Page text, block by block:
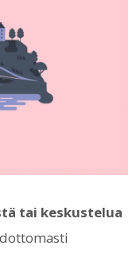
tai keskustelua